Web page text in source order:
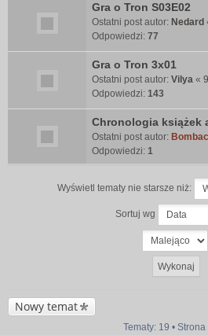
Gra o Tron S03E02
Ostatni post autor: Nedard
Odpowiedzi: 77
Gra o Tron 3x01
Ostatni post autor: Vilya «
Odpowiedzi: 143
Chronologia książek
Ostatni post autor:
Odpowiedzi: 1
Wyświetl tematy nie starsze niż:
Sortuj wg
Nowy temat
Tematy: 19 • Strona